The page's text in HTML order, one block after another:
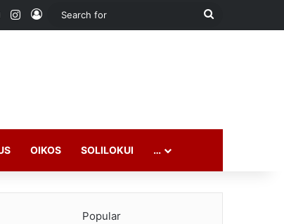
YouTubeInstagram
Log In
Search
OIKOS SOLILOKUI …
Popular